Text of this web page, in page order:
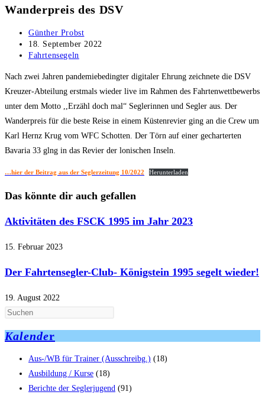
Wanderpreis des DSV
Beitrags-
Autor:
Günther Probst
Beitrag
veröffentlicht:
18. September 2022
Beitrags-
Fahrtensegeln
Nach zwei Jahren pandemiebedingter digitaler Ehrung zeichnete die DSV
Kreuzer-Abteilung erstmals wieder live im Rahmen des Fahrtenwettbewerbs
unter dem Motto ,,Erzähl doch mal“ Seglerinnen und Segler aus. Der
Wanderpreis für die beste Reise in einem Küstenrevier ging an die Crew um
Karl Hernz Krug vom WFC Schotten. Der Törn auf einer gecharterten
Bavaria 33 glng in das Revier der lonischen Inseln.
…hier der Beitrag aus der Seglerzeitung 10/2022 Herunterladen
Das könnte dir auch gefallen
Aktivitäten des FSCK 1995 im Jahr 2023
15. Februar 2023
Der Fahrtensegler-Club- Königstein 1995 segelt wieder!
19. August 2022
Kalender
Aus-/WB für Trainer (Ausschreibg.) (18)
Ausbildung / Kurse (18)
Berichte der Seglerjugend (91)